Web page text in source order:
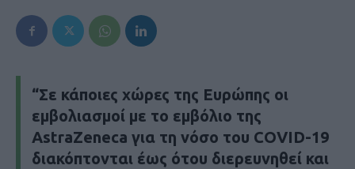
“Σε κάποιες χώρες της Ευρώπης οι
εμβολιασμοί με το εμβόλιο της
AstraZeneca για τη νόσο του COVID-19
διακόπτονται έως ότου διερευνηθεί και